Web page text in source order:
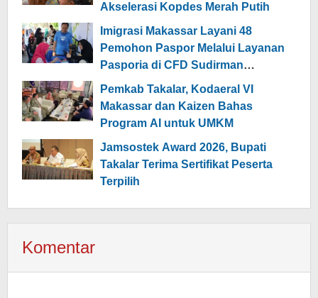
Akselerasi Kopdes Merah Putih
Imigrasi Makassar Layani 48
Pemohon Paspor Melalui Layanan
Pasporia di CFD Sudirman
Makassar
Pemkab Takalar, Kodaeral VI
Makassar dan Kaizen Bahas
Program AI untuk UMKM
Jamsostek Award 2026, Bupati
Takalar Terima Sertifikat Peserta
Terpilih
Komentar